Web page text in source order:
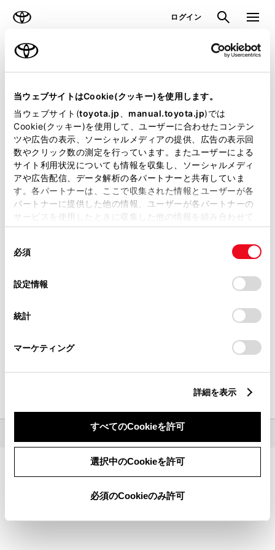
当ウェブサイトはCookie(クッキー)を使用します。
当ウェブサイト(toyota.jp manual.toyota.jp)では
Cookie(クッキー)を使用して、ユーザーに合わせたコンテン
ツや広告の表示、ソーシャルメディアの提供、広告の表示回
数やクリック数の測定を行っています。またユーザーによる
サイト利用状況についても情報を収集し、ソーシャルメディ
アや広告配信、データ解析の各パートナーと共有していま
す。各パートナーは、ここで収集された情報とユーザーが各
パートナーに提供した他の情報、ユーザーが各パートナーの
サービスを使用したときに収集した他の情報を組み合わせて
使用することがあります。当ウェブサイトの使用を続行する
デバイスにすべてのCookie(クッキー)が保存されることに同
意したことになります。Cookie(クッキー)のオプトアウト、
設定の変更、同意を撤回したりするにあたっては、当社の
「Cookie（クッキー）情報の取り扱いについて
」をご覧くだ
必須
設定情報
統計
マーケティング
詳細を表示
すべてのCookieを許可
選択中のCookieを許可
必須のCookieのみ許可
ログイン 検索 メニュ
ラインアップ トピックス
購入相談
購入相談するお店の探し⽅をお選びください。
選択車種（変更）
シエンタ
現在地から 探す
キーワードで探す
検索
2026 TOYOTA MOTOR CORPORATION. ALL RIGHTS RESERVED.